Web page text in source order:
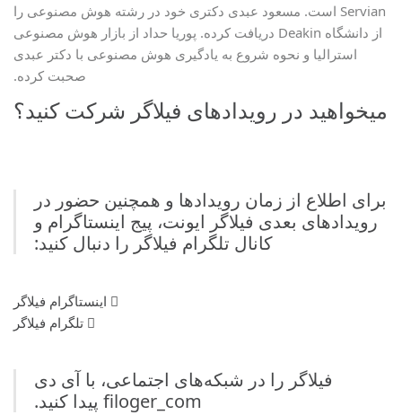
Servian است. مسعود عبدی دکتری خود در رشته هوش مصنوعی را
از دانشگاه Deakin دریافت کرده. پوریا حداد از بازار هوش مصنوعی
استرالیا و نحوه شروع به یادگیری هوش مصنوعی با دکتر عبدی
صحبت کرده.
میخواهید در رویدادهای فیلاگر شرکت کنید؟
برای اطلاع از زمان رویدادها و همچنین حضور در
رویدادهای بعدی فیلاگر ایونت، پیج اینستاگرام و
کانال تلگرام فیلاگر را دنبال کنید:
اینستاگرام فیلاگر
تلگرام فیلاگر
فیلاگر را در شبکه‌های اجتماعی، با آی دی
filoger_com پیدا کنید.